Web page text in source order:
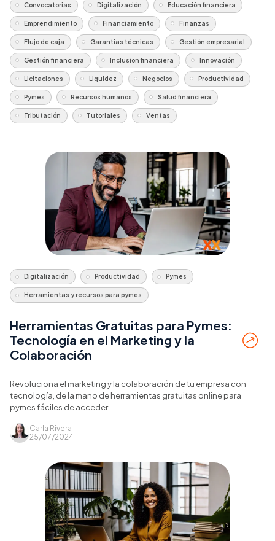
Convocatorias Digitalización Educación financiera
Emprendimiento Financiamiento Finanzas
Flujo de caja Garantías técnicas Gestión empresarial
Gestión financiera Inclusion financiera Innovación
Licitaciones Liquidez Negocios Productividad
Pymes Recursos humanos Salud financiera
Tributación Tutoriales Ventas
Digitalización Productividad Pymes
Herramientas y recursos para pymes
Herramientas Gratuitas para Pymes:
Tecnología en el Marketing y la
Colaboración
Revoluciona el marketing y la colaboración de tu empresa con
tecnología, de la mano de herramientas gratuitas online para
pymes fáciles de acceder.
Carla Rivera
25/07/2024